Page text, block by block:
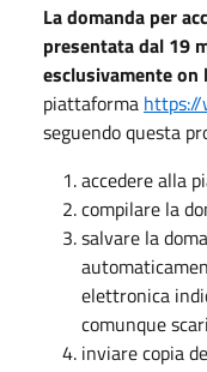
La domanda per
presentata dal 19
esclusivamente on
piattaforma
seguendo questa
accedere alla
compilare la
salvare la
elettronica
comunque
inviare copia